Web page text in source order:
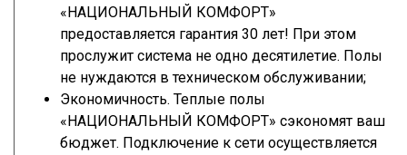
«НАЦИОНАЛЬНЫЙ КОМФОРТ»
предоставляется гарантия 30 лет! При этом
прослужит система не одно десятилетие. Полы
не нуждаются в техническом обслуживании;
Экономичность. Теплые полы
«НАЦИОНАЛЬНЫЙ КОМФОРТ» сэкономят ваш
бюджет. Подключение к сети осуществляется